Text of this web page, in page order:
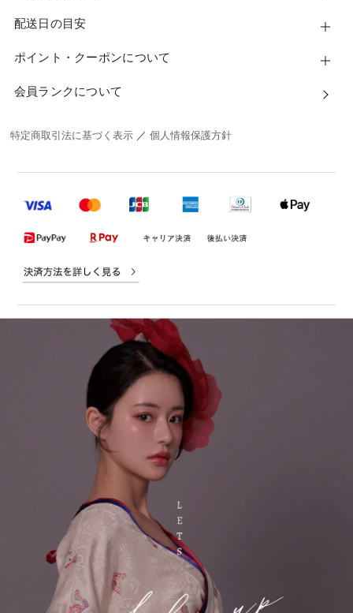
配送日の目安
ポイント・クーポンについて
会員ランクについて
特定商取引法に基づく表示 ／個人情報保護方針